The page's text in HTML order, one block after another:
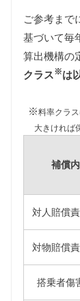
自動車税
自動車
NZT260
の課税
また環
代目ア
税制改
2代目
は旧標
型式
ご参考まで
基づいて毎
算出機構の
クラス※は
※料率クラ
大きければ
補償
対人賠償
対物賠償
搭乗者傷